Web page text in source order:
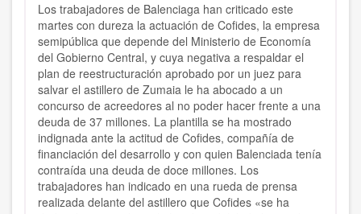
Los trabajadores de Balenciaga han criticado este
martes con dureza la actuación de Cofides, la empresa
semipública que depende del Ministerio de Economía
del Gobierno Central, y cuya negativa a respaldar el
plan de reestructuración aprobado por un juez para
salvar el astillero de Zumaia le ha abocado a un
concurso de acreedores al no poder hacer frente a una
deuda de 37 millones. La plantilla se ha mostrado
indignada ante la actitud de Cofides, compañía de
financiación del desarrollo y con quien Balenciada tenía
contraída una deuda de doce millones. Los
trabajadores han indicado en una rueda de prensa
realizada delante del astillero que Cofides «se ha